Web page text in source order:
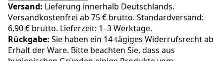
Versand: Lieferung innerhalb Deutschlands.
Versandkostenfrei ab 75 € brutto. Standardversand:
6,90 € brutto. Lieferzeit: 1–3 Werktage.
Rückgabe: Sie haben ein 14-tägiges Widerrufsrecht ab
Erhalt der Ware. Bitte beachten Sie, dass aus